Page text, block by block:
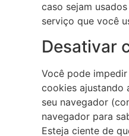
caso sejam
serviço que você
Desativar
Você pode
cookies ajustando
seu navegador
navegador para
Esteja ciente de